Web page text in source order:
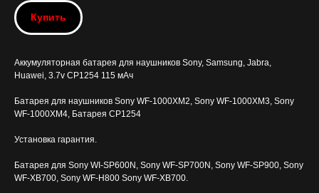
Купить
Аккумуляторная батарея для наушников Sony, Samsung, Jabra,
Huawei, 3.7v CP1254 115 мАч
Батарея для наушников Sony WF-1000XM2, Sony WF-1000XM3, Sony
WF-1000XM4, Батарея CP1254
Установка гарантия.
Батарея для Sony WI-SP600N, Sony WF-SP700N, Sony WF-SP900, Sony
WF-XB700, Sony WF-H800 Sony WF-XB700.